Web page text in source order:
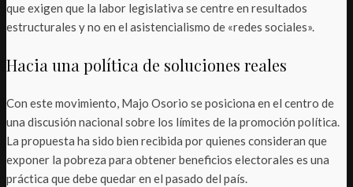
que exigen que la labor legislativa se centre en resultados
estructurales y no en el asistencialismo de «redes sociales».
Hacia una política de soluciones reales
Con este movimiento, Majo Osorio se posiciona en el centro de
una discusión nacional sobre los límites de la promoción política.
La propuesta ha sido bien recibida por quienes consideran que
exponer la pobreza para obtener beneficios electorales es una
práctica que debe quedar en el pasado del país.